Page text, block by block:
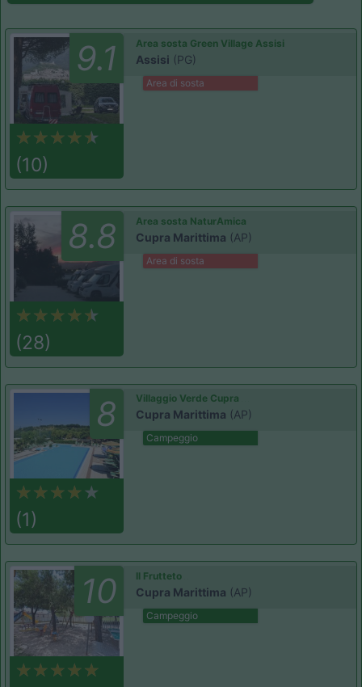
9.1
(10)
Area sosta Green Village Assisi
Assisi (PG)
Area di sosta
8.8
(28)
Area sosta NaturAmica
Cupra Marittima (AP)
Area di sosta
8
(1)
Villaggio Verde Cupra
Cupra Marittima (AP)
Campeggio
10 Il Frutteto
Cupra Marittima (AP)
Campeggio